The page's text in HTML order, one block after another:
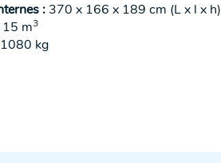
: 370 x 166 x 189 cm (L x l x h)
15 m3
1080 kg